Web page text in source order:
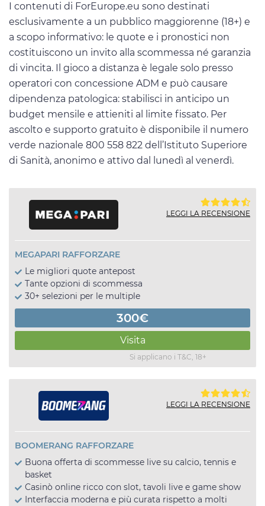
I contenuti di ForEurope.eu sono destinati
esclusivamente a un pubblico maggiorenne (18+) e
a scopo informativo: le quote e i pronostici non
costituiscono un invito alla scommessa né garanzia
di vincita. Il gioco a distanza è legale solo presso
operatori con concessione ADM e può causare
dipendenza patologica: stabilisci in anticipo un
budget mensile e attieniti al limite fissato. Per
ascolto e supporto gratuito è disponibile il numero
verde nazionale 800 558 822 dell’Istituto Superiore
di Sanità, anonimo e attivo dal lunedì al venerdì.
LEGGI LA RECENSIONE
MEGAPARI RAFFORZARE
Le migliori quote antepost
Tante opzioni di scommessa
30+ selezioni per le multiple
300€
Visita
Si applicano i T&C, 18+
LEGGI LA RECENSIONE
BOOMERANG RAFFORZARE
Buona offerta di scommesse live su calcio, tennis e
basket
Casinò online ricco con slot, tavoli live e game show
Interfaccia moderna e più curata rispetto a molti